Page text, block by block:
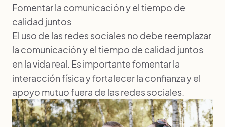
Fomentar la comunicación y el tiempo de
calidad juntos
El uso de las redes sociales no debe reemplazar
la comunicación y el tiempo de calidad juntos
en la vida real. Es importante fomentar la
interacción física y fortalecer la confianza y el
apoyo mutuo fuera de las redes sociales.